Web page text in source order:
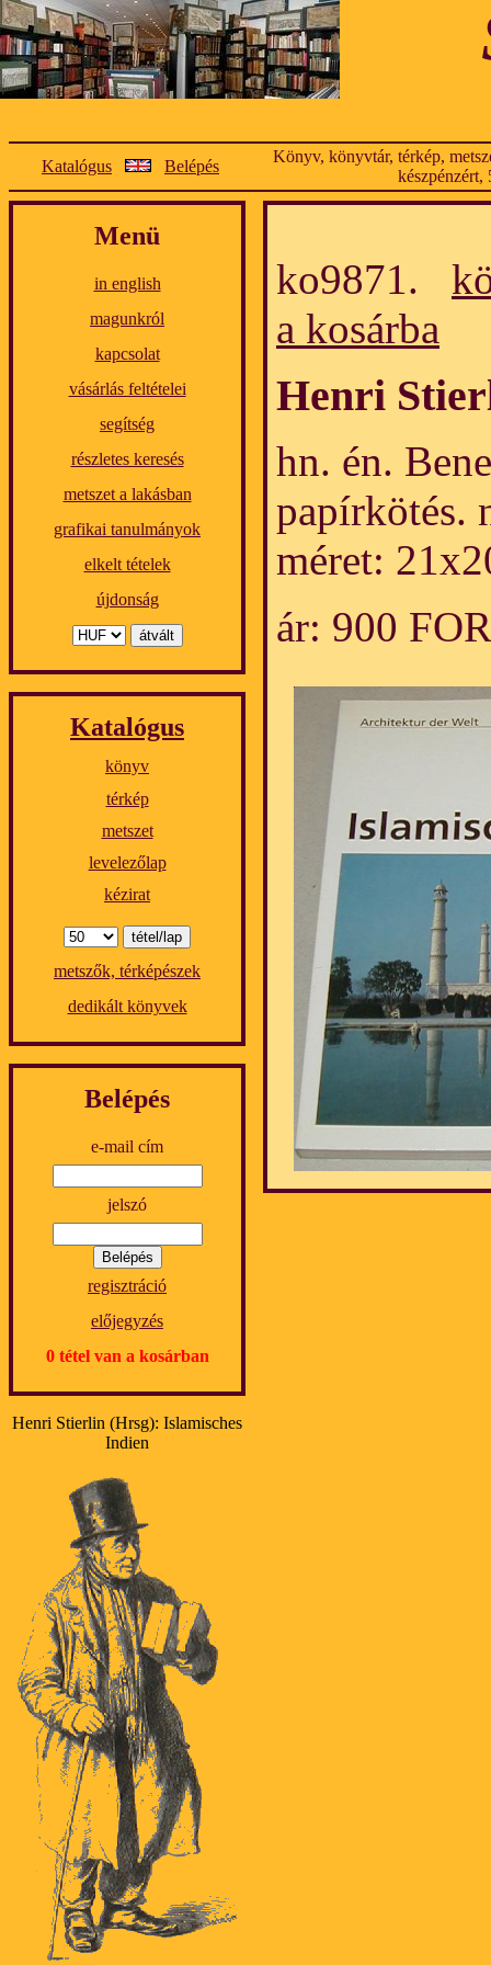
Katalógus Belépés
Könyv, könyvtár, térkép,
készpénzért,
Menü
in english
magunkról
kapcsolat
vásárlás feltételei
segítség
részletes keresés
metszet a lakásban
grafikai tanulmányok
elkelt tételek
újdonság
Katalógus
könyv
térkép
metszet
levelezőlap
kézirat
metszők, térképészek
dedikált könyvek
Belépés
e-mail cím
jelszó
regisztráció
előjegyzés
0 tétel van a kosárban
Henri Stierlin (Hrsg): Islamisches
Indien
ko9871.
a kosárba
Henri
hn. én.
papírkötés.
méret:
ár: 900